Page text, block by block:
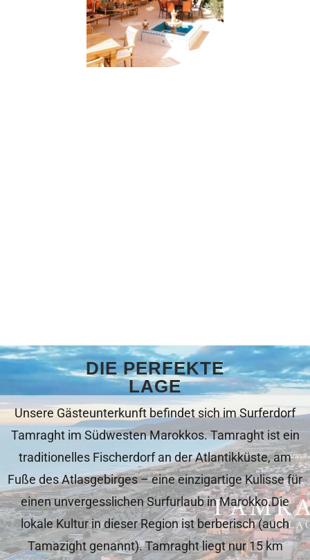
DIE PERFEKTE
LAGE
Unsere Gästeunterkunft befindet sich im Surferdorf
Tamraght im Südwesten Marokkos. Tamraght ist ein
traditionelles Fischerdorf an der Atlantikküste, am
Fuße des Atlasgebirges – eine einzigartige Kulisse für
einen unvergesslichen Surfurlaub in Marokko.Die
lokale Kultur in dieser Region ist berberisch (auch
Tamazight genannt). Tamraght liegt nur 15 km